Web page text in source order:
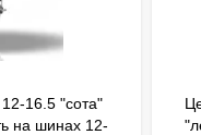
16.5 "сота"
на шинах 12-